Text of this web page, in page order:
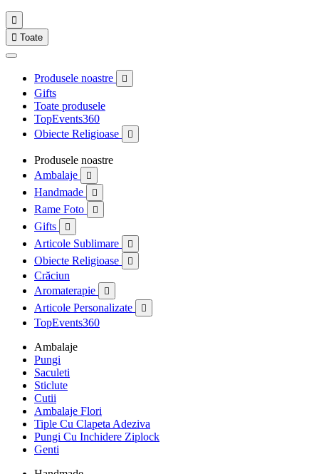

 Toate
Produsele noastre 
Gifts
Toate produsele
TopEvents360
Obiecte Religioase

Produsele noastre
Ambalaje

Handmade 
Rame Foto 
Gifts 
Articole Sublimare 
Obiecte Religioase 
Crăciun
Aromaterapie

Articole Personalizate 
TopEvents360
Ambalaje
Pungi
Saculeti
Sticlute
Cutii
Ambalaje Flori
Tiple Cu Clapeta Adeziva
Pungi Cu Inchidere Ziplock
Genti